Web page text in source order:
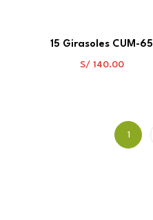
15 Girasoles CUM-65
S/140.00
1